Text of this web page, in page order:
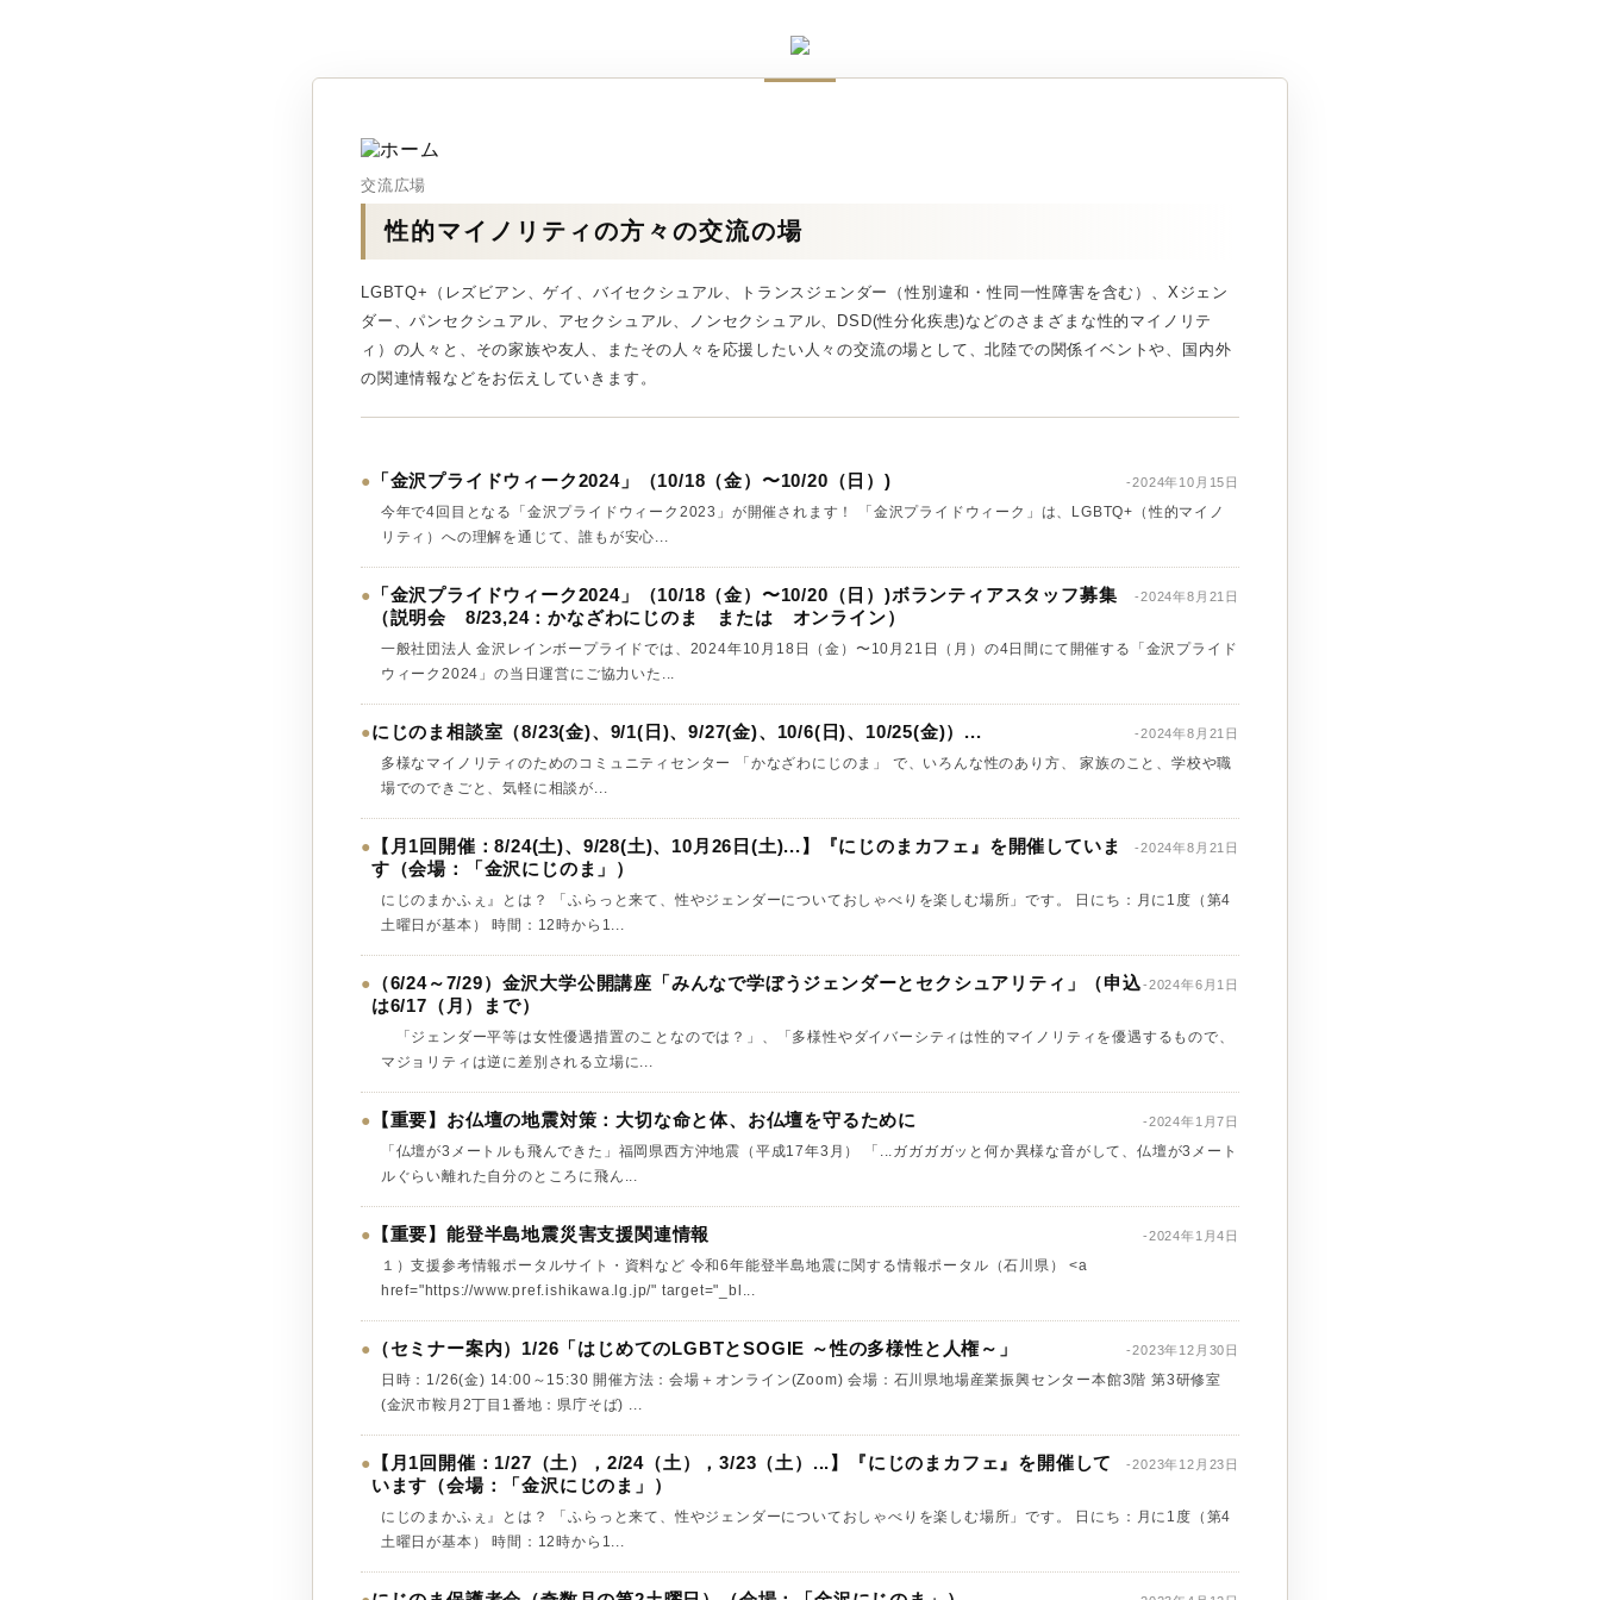
交流広場
性的マイノリティの方々の交流の場
LGBTQ+（レズビアン、ゲイ、バイセクシュアル、トランスジェンダー（性別違和・性同一性障害を含む）、Xジェン
ダー、パンセクシュアル、アセクシュアル、ノンセクシュアル、DSD(性分化疾患)などのさまざまな性的マイノリテ
ィ）の人々と、その家族や友人、またその人々を応援したい人々の交流の場として、北陸での関係イベントや、国内外
の関連情報などをお伝えしていきます。
● 「金沢プライドウィーク2024」（10/18（金）〜10/20（日）) -2024年10月15日
今年で4回目となる「金沢プライドウィーク2023」が開催されます！ 「金沢プライドウィーク」は、LGBTQ+（性的マイノ
リティ）への理解を通じて、誰もが安心...
●
「金沢プライドウィーク2024」（10/18（金）〜10/20（日）)ボランティアスタッフ募集
（説明会 8/23,24：かなざわにじのま または オンライン）
-2024年8月21日
一般社団法人 金沢レインボープライドでは、2024年10月18日（金）〜10月21日（月）の4日間にて開催する「金沢プライド
ウィーク2024」の当日運営にご協力いた...
●にじのま相談室（8/23(金)、9/1(日)、9/27(金)、10/6(日)、10/25(金)）... -2024年8月21日
多様なマイノリティのためのコミュニティセンター 「かなざわにじのま」 で、いろんな性のあり方、 家族のこと、学校や職
場でのできごと、気軽に相談が...
●
【月1回開催：8/24(土)、9/28(土)、10月26日(土)...】『にじのまカフェ』を開催していま
す（会場：「金沢にじのま」）
-2024年8月21日
にじのまかふぇ』とは？ 「ふらっと来て、性やジェンダーについておしゃべりを楽しむ場所」です。 日にち：月に1度（第4
土曜日が基本） 時間：12時から1...
●
（6/24～7/29）金沢大学公開講座「みんなで学ぼうジェンダーとセクシュアリティ」（申込
は6/17（月）まで）
-2024年6月1日
「ジェンダー平等は女性優遇措置のことなのでは？」、「多様性やダイバーシティは性的マイノリティを優遇するもので、
マジョリティは逆に差別される立場に...
● 【重要】お仏壇の地震対策：大切な命と体、お仏壇を守るために -2024年1月7日
「仏壇が3メートルも飛んできた」福岡県西方沖地震（平成17年3月） 「...ガガガガッと何か異様な音がして、仏壇が3メート
ルぐらい離れた自分のところに飛ん...
● 【重要】能登半島地震災害支援関連情報 -2024年1月4日
１）支援参考情報ポータルサイト・資料など 令和6年能登半島地震に関する情報ポータル（石川県） <a
href="https://www.pref.ishikawa.lg.jp/" target="_bl...
● （セミナー案内）1/26「はじめてのLGBTとSOGIE ～性の多様性と人権～」 -2023年12月30日
日時：1/26(金) 14:00～15:30 開催方法：会場＋オンライン(Zoom) 会場：石川県地場産業振興センター本館3階 第3研修室
(金沢市鞍月2丁目1番地：県庁そば) ...
●
【月1回開催：1/27（土），2/24（土），3/23（土）...】『にじのまカフェ』を開催して
います（会場：「金沢にじのま」）
-2023年12月23日
にじのまかふぇ』とは？ 「ふらっと来て、性やジェンダーについておしゃべりを楽しむ場所」です。 日にち：月に1度（第4
土曜日が基本） 時間：12時から1...